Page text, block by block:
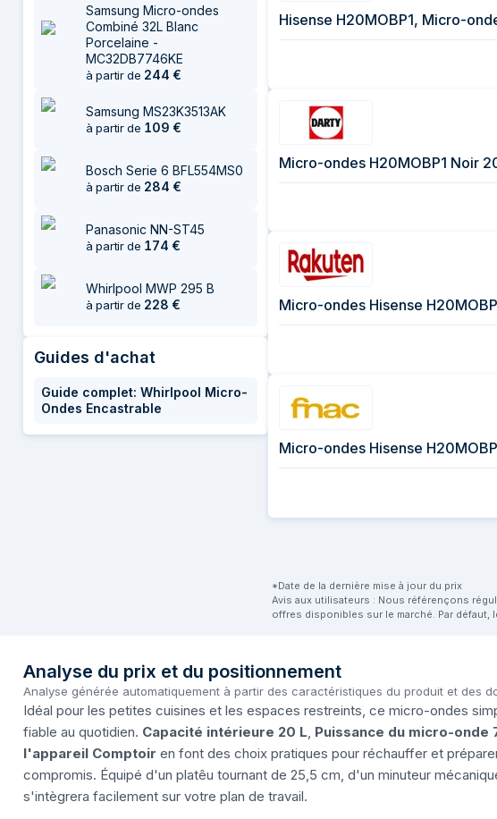
Samsung Micro-ondes
Combiné 32L Blanc
Porcelaine -
MC32DB7746KE
à partir de 244 €
Samsung MS23K3513AK
à partir de 109 €
Bosch Serie 6 BFL554MS0
à partir de 284 €
Panasonic NN-ST45
à partir de 174 €
Whirlpool MWP 295 B
à partir de 228 €
Guides d'achat
Guide complet: Whirlpool Micro-
Ondes Encastrable
Micro-ondes H20MOBP1 Noir
Micro-ondes Hisense
Micro-ondes Hisense
*Date de la dernière mise à jour du prix
Avis aux utilisateurs : Nous référençons
offres disponibles sur le marché. Par
Analyse du prix et du positionnement
Analyse générée automatiquement à partir des caractéristiques du produit et des
Idéal pour les petites cuisines et les espaces restreints, ce micro-ondes
fiable au quotidien. Capacité intérieure 20 L, Puissance du micro-onde
l'appareil Comptoir en font des choix pratiques pour réchauffer et
compromis. Équipé d'un platêu tournant de 25,5 cm, d'un minuteur
s'intègrera facilement sur votre plan de travail.